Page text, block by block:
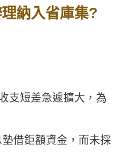
納入省庫集?
支短差急遽擴大，為
借鉅額資金，而未採